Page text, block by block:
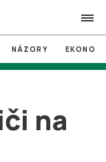
search
NÁZORY
na